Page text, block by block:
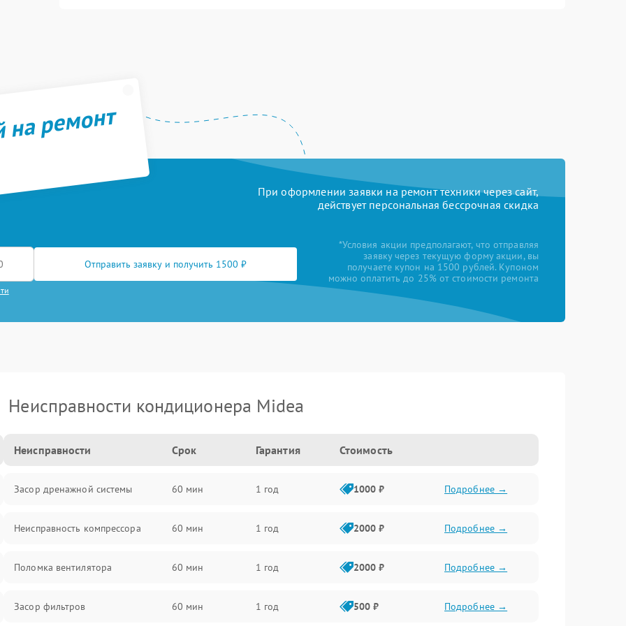
ремонт
При оформлении заявки на ремонт техники через сайт,
действует персональная бессрочная скидка
Отправить заявку и получить 1500 ₽
*Условия акции предполагают, что отправляя
заявку через текущую форму акции, вы
получаете купон на 1500 рублей. Купоном
можно оплатить до 25% от стоимости ремонта
Неисправности кондиционера Midea
Неисправности Срок Гарантия Стоимость
Засор дренажной системы 60 мин 1 год 1000 ₽ Подробнее →
Неисправность компрессора 60 мин 1 год 2000 ₽ Подробнее →
Поломка вентилятора 60 мин 1 год 2000 ₽ Подробнее →
Засор фильтров 60 мин 1 год 500 ₽ Подробнее →